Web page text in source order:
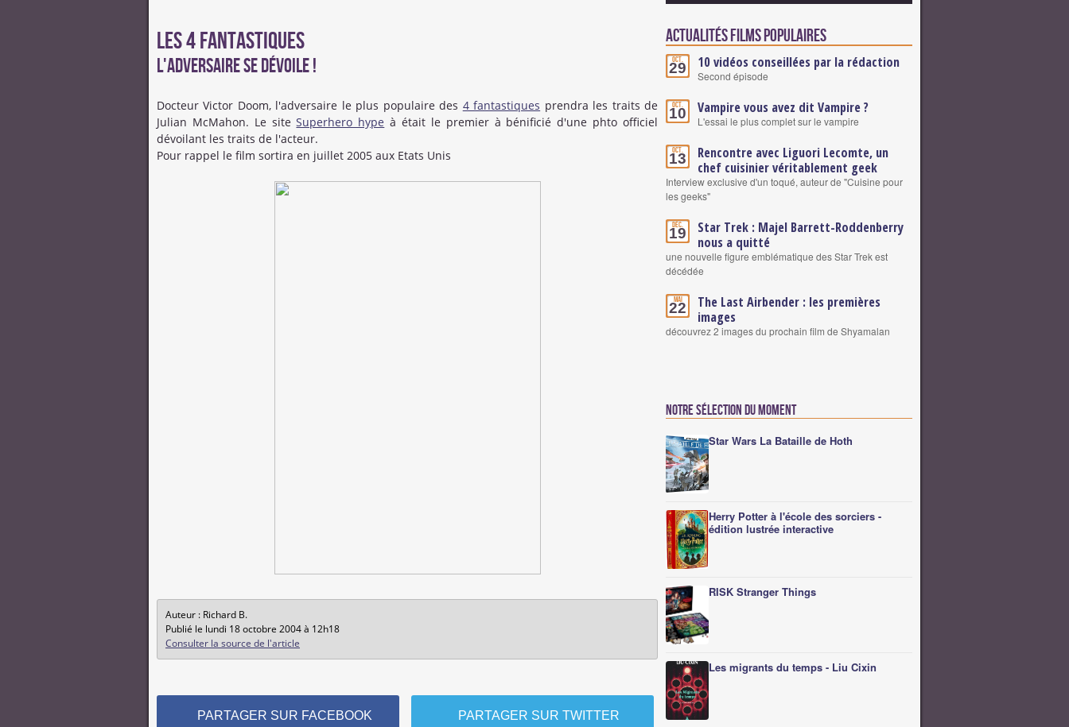
Les 4 fantastiques
L'adversaire se dévoile !
Docteur Victor Doom, l'adversaire le plus populaire des 4 fantastiques prendra les traits de
Julian McMahon. Le siteSuperhero hype à était le premier à bénificié d'une phto officiel
dévoilant les traits de l'acteur.
Pour rappel le film sortira en juillet 2005 aux Etats Unis
Auteur : Richard B.
Publié le lundi 18 octobre 2004 à 12h18
Consulter la source de l'article
PARTAGER SUR FACEBOOK PARTAGER SUR TWITTER
Actualités Films populaires
Oct.
29 10 vidéos conseillées par la rédaction
Second épisode
Oct.
10 Vampire vous avez dit Vampire ?
L'essai le plus complet sur le vampire
Oct.
13
Rencontre avec Liguori Lecomte, un
chef cuisinier véritablement geek
Interview exclusive d'un toqué, auteur de "Cuisine pour
les geeks"
Déc.
19
Star Trek : Majel Barrett-Roddenberry
nous a quitté
une nouvelle figure emblématique des Star Trek est
décédée
Mai
22
The Last Airbender : les premières
images
découvrez 2 images du prochain film de Shyamalan
Notre sélection du moment
Star Wars La Bataille de Hoth
Herry Potter à l'école des sorciers -
édition lustrée interactive
RISK Stranger Things
Les migrants du temps - Liu Cixin